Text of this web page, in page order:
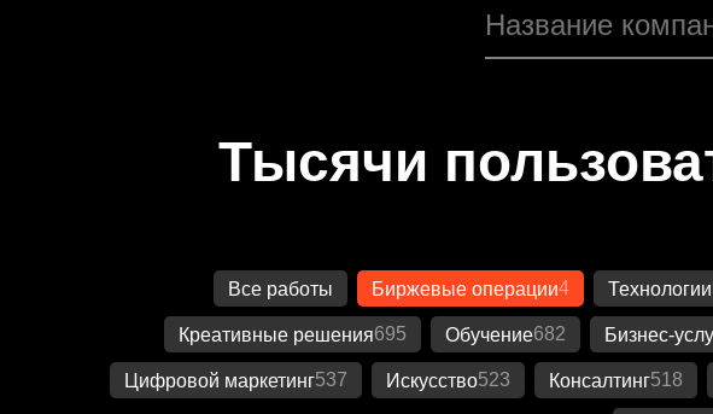
Тысячи
Все работы Биржевые операции4 Технологии
Креативные решения695 Обучение682 Бизнес-
Цифровой маркетинг537 Искусство523 Консалтинг518